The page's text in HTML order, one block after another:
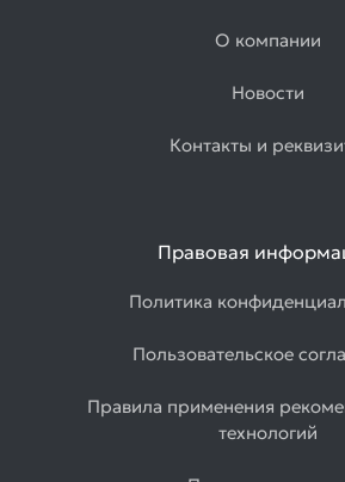
О компании
Новости
Контакты и
Правовая
Политика
Пользовательское
Правила применения
технологий